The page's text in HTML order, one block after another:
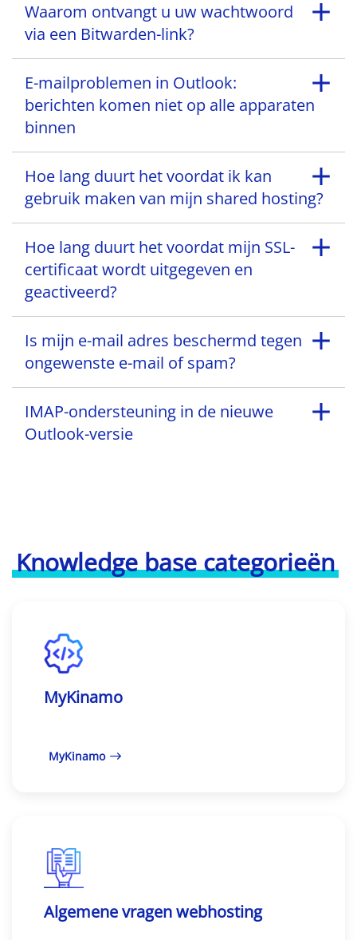
Waarom ontvangt u uw wachtwoord
via een Bitwarden-link?
E-mailproblemen in Outlook:
berichten komen niet op alle apparaten
binnen
Hoe lang duurt het voordat ik kan
gebruik maken van mijn shared hosting?
Hoe lang duurt het voordat mijn SSL-
certificaat wordt uitgegeven en
geactiveerd?
Is mijn e-mail adres beschermd tegen
ongewenste e-mail of spam?
IMAP-ondersteuning in de nieuwe
Outlook-versie
Knowledge base categorieën
MyKinamo
MyKinamo
Algemene vragen webhosting